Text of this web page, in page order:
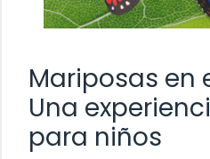
Mariposas en
Una
para niños